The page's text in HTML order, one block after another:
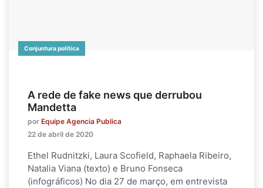
Conjuntura política
A rede de fake news que derrubou
Mandetta
por Equipe Agencia Publica
22 de abril de 2020
Ethel Rudnitzki, Laura Scofield, Raphaela Ribeiro,
Natalia Viana (texto) e Bruno Fonseca
(infográficos) No dia 27 de março, em entrevista